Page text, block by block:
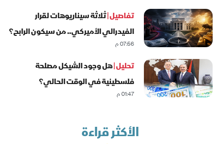
تفاصيل |ثلاثة سيناريوهات لقرار
الفيدرالي الأميركي.. من سيكون الرابح؟
07:56 م
تحليل |هل وجود الشيكل مصلحة
فلسطينية في الوقت الحالي؟
01:47 م
الأكثر قراءة